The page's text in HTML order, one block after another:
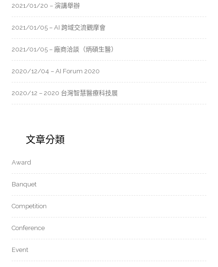
2021/01/20 – 演講舉辦
2021/01/05 – AI 跨域交流觀摩會
2021/01/05 – 廠商洽談（炳碩生醫）
2020/12/04 – AI Forum 2020
2020/12 – 2020 台灣智慧醫療科技展
文章分類
Award
Banquet
Competition
Conference
Event